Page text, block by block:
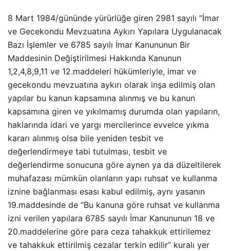
8 Mart 1984/gününde yürürlüğe giren 2981 sayılı “İmar
ve Gecekondu Mevzuatına Aykırı Yapılara Uygulanacak
Bazı İşlemler ve 6785 sayılı İmar Kanununun Bir
Maddesinin Değiştirilmesi Hakkında Kanunun
1,2,4,8,9,11 ve 12.maddeleri hükümleriyle, imar ve
gecekondu mevzuatına aykırı olarak inşa edilmiş olan
yapılar bu kanun kapsamına alınmış ve bu kanun
kapsamına giren ve yıkılmamış durumda olan yapıların,
haklarında idari ve yargı mercilerince evvelce yıkma
kararı alınmış olsa bile yeniden tesbit ve
değerlendirmeye tabi tutulması, tesbit ve
değerlendirme sonucuna göre aynen ya da düzeltilerek
muhafazası mümkün olanların yapı ruhsat ve kullanma
iznine bağlanması esası kabul edilmiş, aynı yasanın
19.maddesinde de “Bu kanuna göre ruhsat ve kullanma
izni verilen yapılara 6785 sayılı İmar Kanununun 18 ve
20.maddelerine göre para ceza tahakkuk ettirilemez
ve tahakkuk ettirilmiş cezalar terkin edilir” kuralı yer